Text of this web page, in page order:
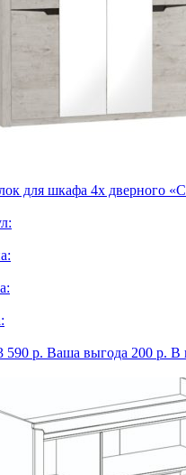
для шкафа 4х дверного
590 р. Ваша выгода 200 р. В